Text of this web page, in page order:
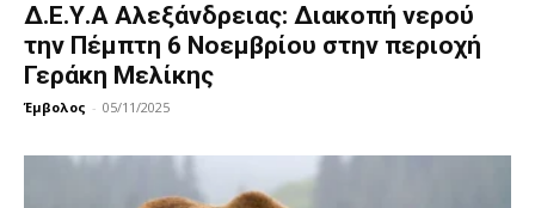
Δ.Ε.Υ.Α Αλεξάνδρειας: Διακοπή νερού
την Πέμπτη 6 Νοεμβρίου στην περιοχή
Γεράκη Μελίκης
Έμβολος - 05/11/2025